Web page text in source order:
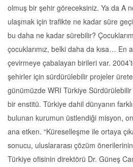
olmuş bir şehir göreceksiniz. Ya da A
ulaşmak için trafikte ne kadar süre
bu daha ne kadar sürebilir?
çocuklarımız, belki daha da kısa… En
çevirmeye çabalayan birileri var.
şehirler için sürdürülebilir projeler
günümüzde WRI Türkiye
bir enstitü. Türkiye dahil dünyanın
bulunan kurumun üstlendiği misyon,
ana etken. “Küreselleşme ile ortaya
sonucu, uluslararası çözüm
Türkiye ofisinin direktörü Dr. Güneş